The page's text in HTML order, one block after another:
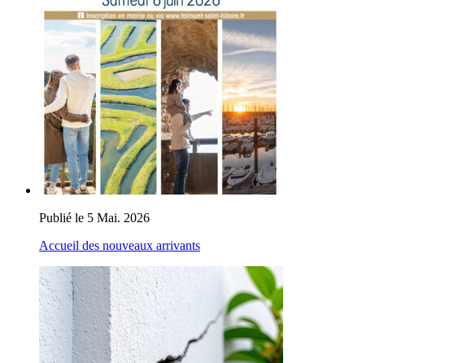
Publié le 5 Mai. 2026
Accueil des nouveaux arrivants